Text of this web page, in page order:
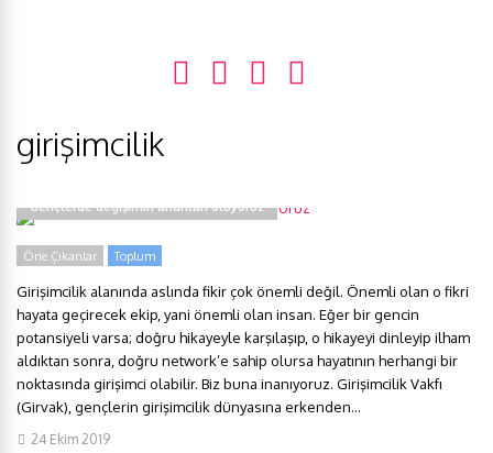
girişimcilik
‘Gençlerde değişimin anahtarı oluyoruz’
Öne Çıkanlar Toplum
Girişimcilik alanında aslında fikir çok önemli değil. Önemli olan o fikri
hayata geçirecek ekip, yani önemli olan insan. Eğer bir gencin
potansiyeli varsa; doğru hikayeyle karşılaşıp, o hikayeyi dinleyip ilham
aldıktan sonra, doğru network’e sahip olursa hayatının herhangi bir
noktasında girişimci olabilir. Biz buna inanıyoruz. Girişimcilik Vakfı
(Girvak), gençlerin girişimcilik dünyasına erkenden...
24 Ekim 2019